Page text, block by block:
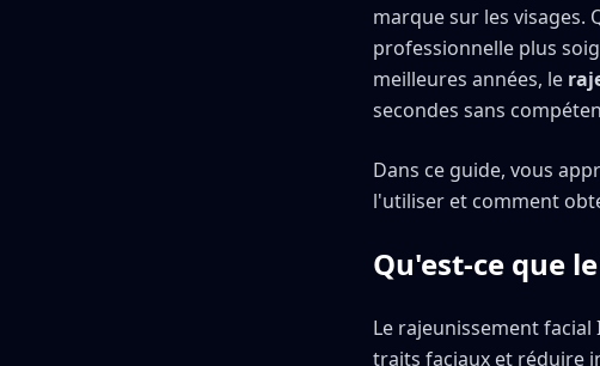
marque sur les
professionnelle plus
meilleures années, le
secondes sans
Dans ce guide, vous
l'utiliser et comment
Qu'est-ce que
Le rajeunissement
traits faciaux et réduire